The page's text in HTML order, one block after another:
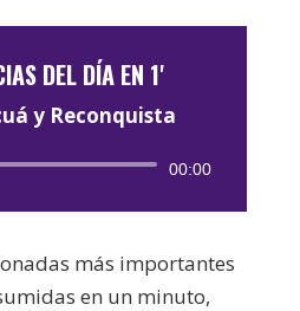
DEL DÍA EN 1'
y Reconquista
Reproductor
00:00
más importantes
en un minuto,